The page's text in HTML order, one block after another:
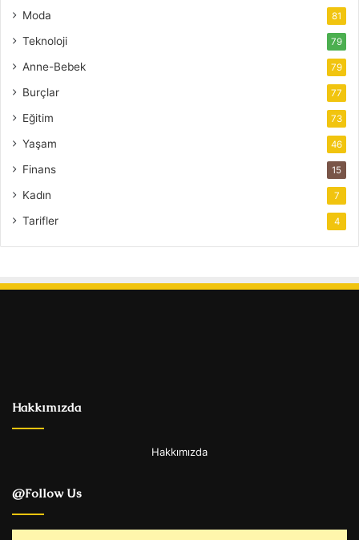
Moda 81
Teknoloji 79
Anne-Bebek 79
Burçlar 77
Eğitim 73
Yaşam 46
Finans 15
Kadın 7
Tarifler 4
Hakkımızda
Hakkımızda
@Follow Us